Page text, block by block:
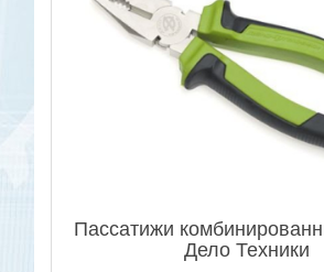
Пассатижи
Дело Техники